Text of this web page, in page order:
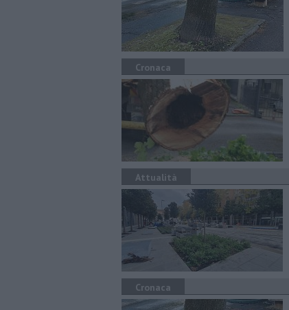
Cronaca
Attualità
Cronaca